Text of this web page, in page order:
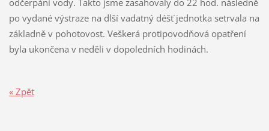
odčerpání vody. Takto jsme zasahovaly do 22 hod. následně
po vydané výstraze na dlší vadatný déšť jednotka setrvala na
základně v pohotovost. Veškerá protipovodňová opatření
byla ukončena v neděli v dopoledních hodinách.
« Zpět